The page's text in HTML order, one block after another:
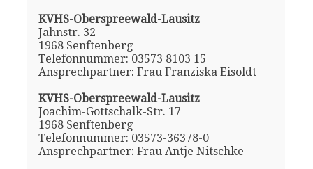
KVHS-Oberspreewald-Lausitz
Jahnstr. 32
1968 Senftenberg
Telefonnummer: 03573 8103 15
Ansprechpartner: Frau Franziska Eisoldt
KVHS-Oberspreewald-Lausitz
Joachim-Gottschalk-Str. 17
1968 Senftenberg
Telefonnummer: 03573-36378-0
Ansprechpartner: Frau Antje Nitschke